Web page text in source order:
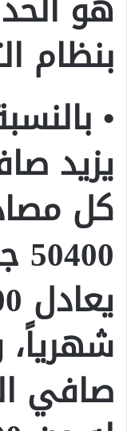
بنظام
•
يزيد
كل
صافي